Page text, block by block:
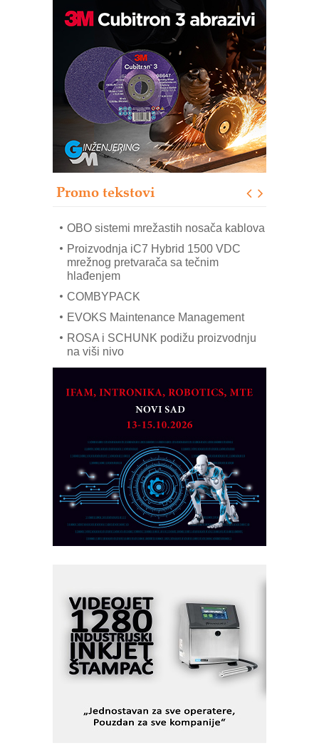
Promo tekstovi
Potpuna efikasnost bez složenih
sistema
Trajna oznaka kao dugoročna korist
Bezbednost na prvom mestu!
IB BLUMENAUER - više od 40 godina
poverenja u industriji
RMQ-TITAN ADVANCED INDICATOR
– Pametna signalizacija za efikasnije
upravljanje mašinama
Mitutoyo Crysta-Apex V PLUS: Nova
OBO sistemi mrežastih nosača kablova
Proizvodnja iC7 Hybrid 1500 VDC
mrežnog pretvarača sa tečnim
hlađenjem
COMBYPACK
EVOKS Maintenance Management
ROSA i SCHUNK podižu proizvodnju
na viši nivo
MAREX - Lim i mašine za savremena
Marcom-plast d.o.o.- vaš pouzdan
partner
CTO - Prilagodite svoju toplinsku
obradu!
Razvoj asortimanskog pravca MINI-
PLC AKYTEC
AUKOM: Svetski standard metrologije
dostupan u Srbiji
I.SAFE MOBILE revolucioniše
industrijsku automatizaciju
pionirskimmobile operator PANEL-OM
Fleksibilno stezanje i brzo
podešavanje u proizvodnji prototipova
KIP KOP – napredna rešenja za
objekte
Alba d.o.o. – 35 godina preciznosti u